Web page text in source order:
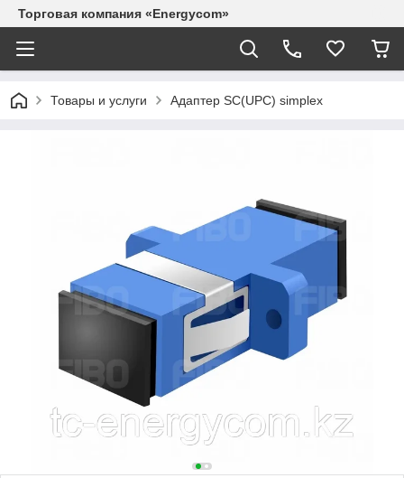
Торговая компания «Energycom»
Товары и услуги Адаптер SC(UPC) simplex